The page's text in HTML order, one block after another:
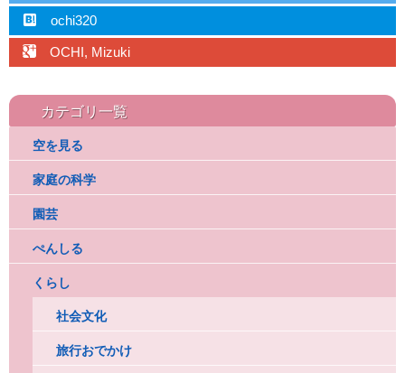
hatebu ochi320
googleplus OCHI, Mizuki
カテゴリ一覧
空を見る
家庭の科学
園芸
ぺんしる
くらし
社会文化
旅行おでかけ